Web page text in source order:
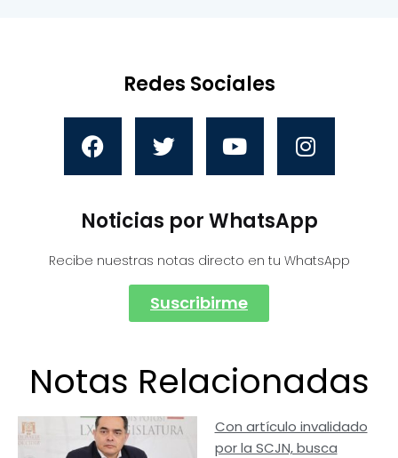
Redes Sociales
Noticias por WhatsApp
Recibe nuestras notas directo en tu WhatsApp
Suscribirme
Notas Relacionadas
Con artículo invalidado
por la SCJN, busca